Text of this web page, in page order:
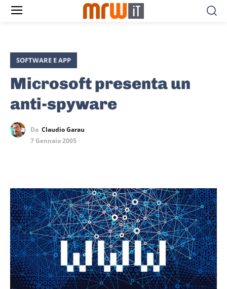
SOFTWARE E APP
Microsoft presenta un
anti-spyware
Da Claudio Garau
7 Gennaio 2005